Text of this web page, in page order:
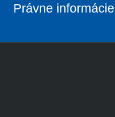
Právne informácie